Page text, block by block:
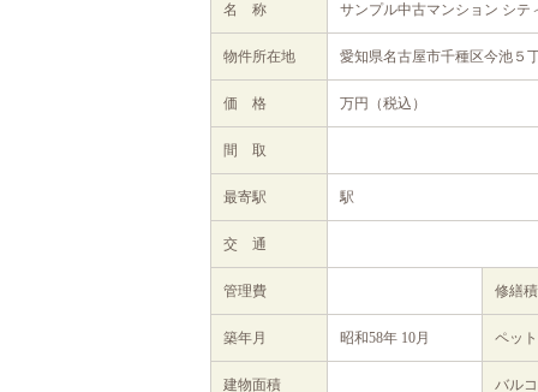
名 称 サンプル中古マンション シテ
物件所在地 愛知県名古屋市千種区今池５
価 格 万円（税込）
間 取
最寄駅 駅
交 通
管理費 修繕
築年月 昭和58年 10月 ペット
建物面積 バル